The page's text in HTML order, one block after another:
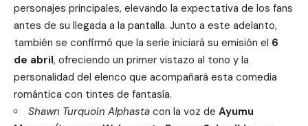
personajes principales, elevando la expectativa de los fans
antes de su llegada a la pantalla. Junto a este adelanto,
también se confirmó que la serie iniciará su emisión el 6
de abril, ofreciendo un primer vistazo al tono y la
personalidad del elenco que acompañará esta comedia
romántica con tintes de fantasía.
Shawn Turquoin Alphasta con la voz de Ayumu